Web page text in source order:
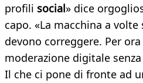
profili social» dice
capo. «La macchina a
devono correggere. Per
moderazione digitale
Il che ci pone di fronte ad